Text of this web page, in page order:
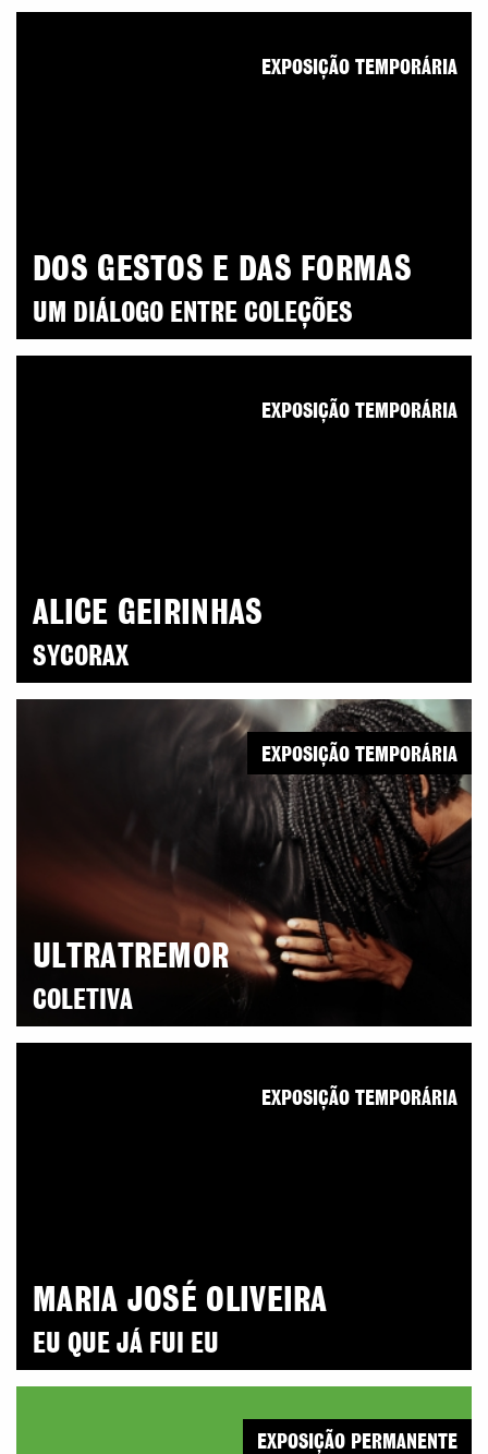
DOS GESTOS E DAS FORMAS
UM DIÁLOGO ENTRE COLEÇÕES
EXPOSIÇÃO TEMPORÁRIA
ALICE GEIRINHAS
SYCORAX
EXPOSIÇÃO TEMPORÁRIA
ULTRATREMOR
COLETIVA
EXPOSIÇÃO TEMPORÁRIA
MARIA JOSÉ OLIVEIRA
EU QUE JÁ FUI EU
EXPOSIÇÃO TEMPORÁRIA
EXPOSIÇÃO PERMANENTE